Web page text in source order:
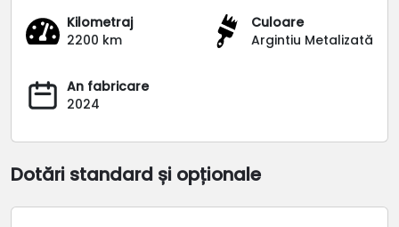
Kilometraj
2200 km
Culoare
Argintiu Metalizată
An fabricare
2024
Dotări standard și opționale